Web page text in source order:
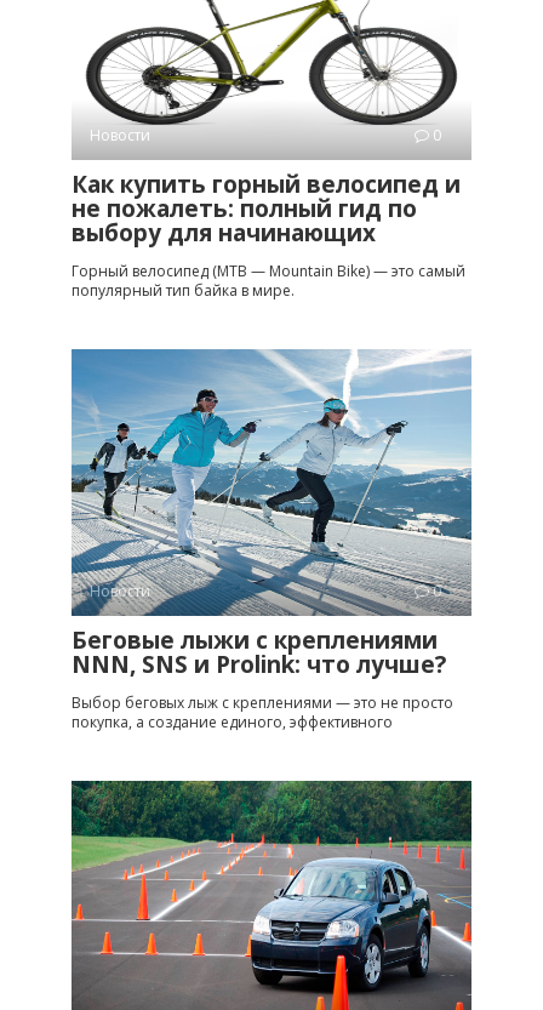
Новости 0
Как купить горный велосипед и
не пожалеть: полный гид по
выбору для начинающих
Горный велосипед (MTB — Mountain Bike) — это самый
популярный тип байка в мире.
Новости 0
Беговые лыжи с креплениями
NNN, SNS и Prolink: что лучше?
Выбор беговых лыж с креплениями — это не просто
покупка, а создание единого, эффективного